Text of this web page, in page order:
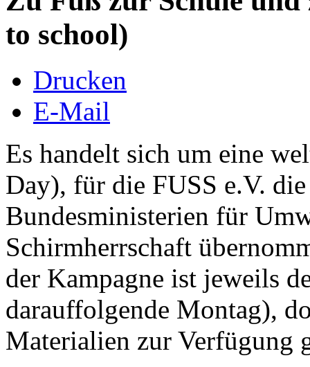
to school)
Drucken
E-Mail
Es handelt sich um eine
Day), für die FUSS e.V.
Bundesministerien für
Schirmherrschaft
der Kampagne ist jeweils
darauffolgende Montag),
Materialien zur Verfügung